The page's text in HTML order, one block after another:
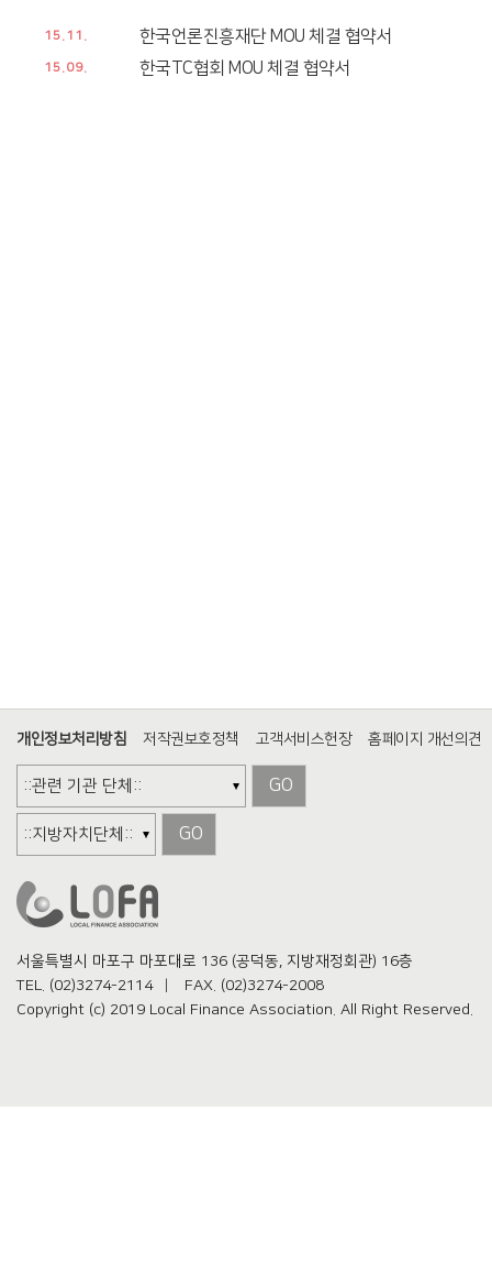
15.11. 한국언론진흥재단 MOU 체결 협약서
15.09. 한국TC협회 MOU 체결 협약서
개인정보처리방침 저작권보호정책 고객서비스헌장 홈페이지 개선의견
GO
GO
서울특별시 마포구 마포대로 136 (공덕동, 지방재정회관) 16층
TEL. (02)3274-2114
FAX. (02)3274-2008
Copyright (c) 2019 Local Finance Association. All Right Reserved.